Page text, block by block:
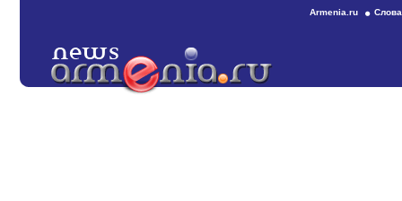
Armenia.ru